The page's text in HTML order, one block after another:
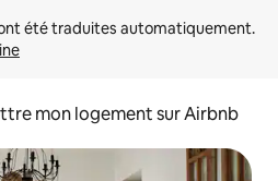
mon logement sur Airbnb